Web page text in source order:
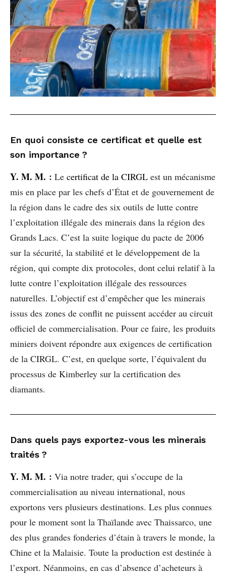
En quoi consiste ce certificat et quelle est
son importance ?
Y. M. M. : Le certificat de la CIRGL est un mécanisme
mis en place par les chefs d’État et de gouvernement de
la région dans le cadre des six outils de lutte contre
l’exploitation illégale des minerais dans la région des
Grands Lacs. C’est la suite logique du pacte de 2006
sur la sécurité, la stabilité et le développement de la
région, qui compte dix protocoles, dont celui relatif à la
lutte contre l’exploitation illégale des ressources
naturelles. L’objectif est d’empêcher que les minerais
issus des zones de conflit ne puissent accéder au circuit
officiel de commercialisation. Pour ce faire, les produits
miniers doivent répondre aux exigences de certification
de la CIRGL. C’est, en quelque sorte, l’équivalent du
processus de Kimberley sur la certification des
diamants.
Dans quels pays exportez-vous les minerais
traités ?
Y. M. M. : Via notre trader, qui s’occupe de la
commercialisation au niveau international, nous
exportons vers plusieurs destinations. Les plus connues
pour le moment sont la Thaïlande avec Thaissarco, une
des plus grandes fonderies d’étain à travers le monde, la
Chine et la Malaisie. Toute la production est destinée à
l’export. Néanmoins, en cas d’absence d’acheteurs à